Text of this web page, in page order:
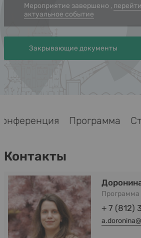
Мероприятие завершено ,
актуальное событие
Закрывающие документы
Программа
Контакты
Программа
+ 7 (812)